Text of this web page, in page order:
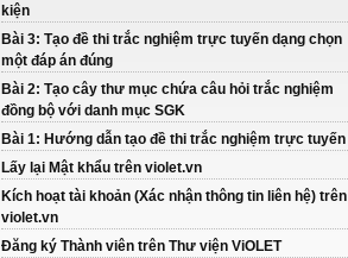
kiện
Bài 3: Tạo đề thi trắc nghiệm trực tuyến dạng chọn
một đáp án đúng
Bài 2: Tạo cây thư mục chứa câu hỏi trắc nghiệm
đồng bộ với danh mục SGK
Bài 1: Hướng dẫn tạo đề thi trắc nghiệm trực tuyến
Lấy lại Mật khẩu trên violet.vn
Kích hoạt tài khoản (Xác nhận thông tin liên hệ) trên
violet.vn
Đăng ký Thành viên trên Thư viện ViOLET